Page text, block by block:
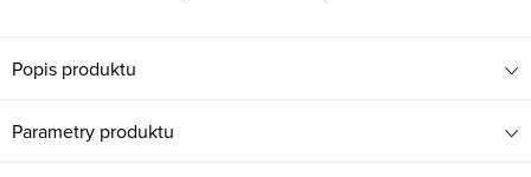
Popis produktu
Parametry produktu